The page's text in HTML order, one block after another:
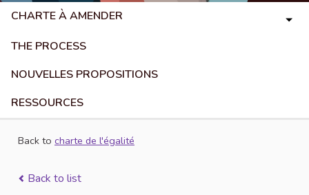
CHARTE À AMENDER
THE PROCESS
NOUVELLES PROPOSITIONS
RESSOURCES
Back to charte de l'égalité
Back to list